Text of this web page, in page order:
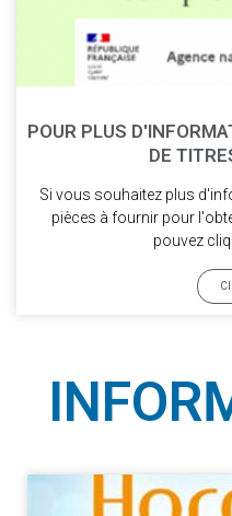
POUR PLUS
DE
Si vous souhaitez plus
pièces à fournir pour
pouvez